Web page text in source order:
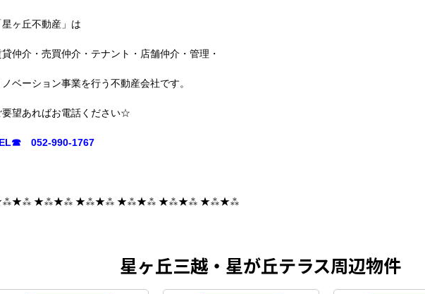
星ヶ丘不動産」は
貸仲介・売買仲介・テナント・店舗仲介・管理・
ノベーション事業を行う不動産会社です。
要望あればお電話ください☆
052-990-1767
★⁂★⁂ ★⁂★⁂ ★⁂★⁂ ★⁂★⁂ ★⁂★⁂
星ヶ丘三越・星が丘テラス周辺物件